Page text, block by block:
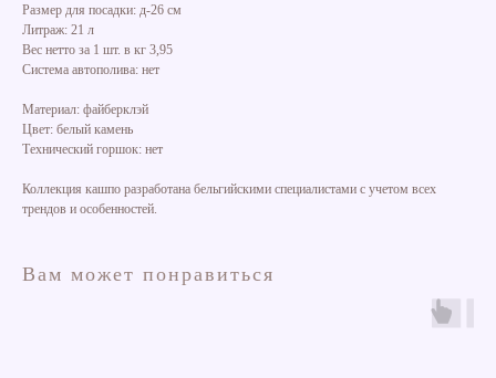
Размер для посадки: д-26 см
Литраж: 21 л
Вес нетто за 1 шт. в кг 3,95
Система автополива: нет
Материал: файберклэй
Цвет: белый камень
Технический горшок: нет
Коллекция кашпо разработана бельгийскими специалистами с учетом всех
трендов и особенностей.
Вам может понравиться